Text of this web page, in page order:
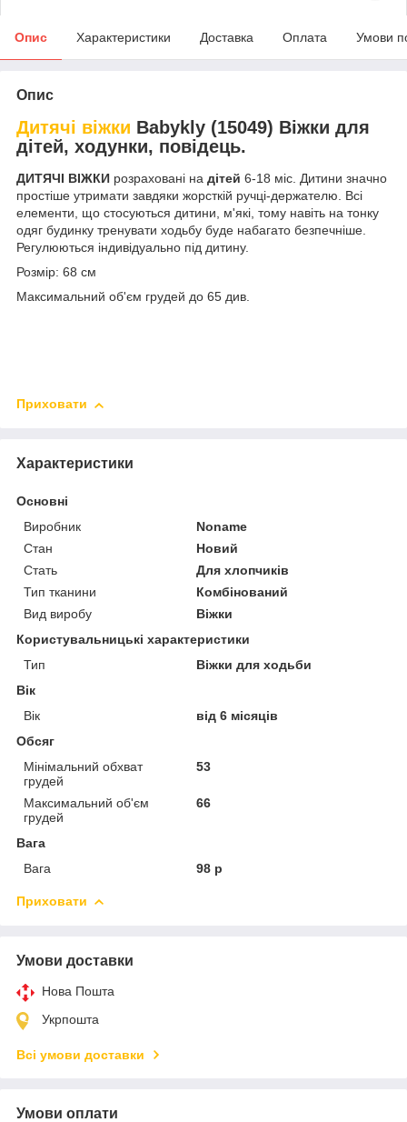
Опис Характеристики Доставка Оплата Умови
Опис
Дитячі віжки Babykly (15049) Віжки для
дітей, ходунки, повідець.
ДИТЯЧІ ВІЖКИ розраховані на дітей 6-18 міс. Дитини значно
простіше утримати завдяки жорсткій ручці-держателю. Всі
елементи, що стосуються дитини, м'які, тому навіть на тонку
одяг будинку тренувати ходьбу буде набагато безпечніше.
Регулюються індивідуально під дитину.
Розмір: 68 см
Максимальний об'єм грудей до 65 див.
Приховати
Характеристики
Основні
Виробник
Noname
Стан
Новий
Стать
Для хлопчиків
Тип тканини
Комбінований
Вид виробу
Віжки
Користувальницькі характеристики
Тип
Віжки для ходьби
Вік
Вік
від 6 місяців
Обсяг
Мінімальний обхват
грудей
53
Максимальний об'єм
грудей
66
Вага
Вага
98 р
Приховати
Умови доставки
Нова Пошта
Укрпошта
Всі умови доставки
Умови оплати